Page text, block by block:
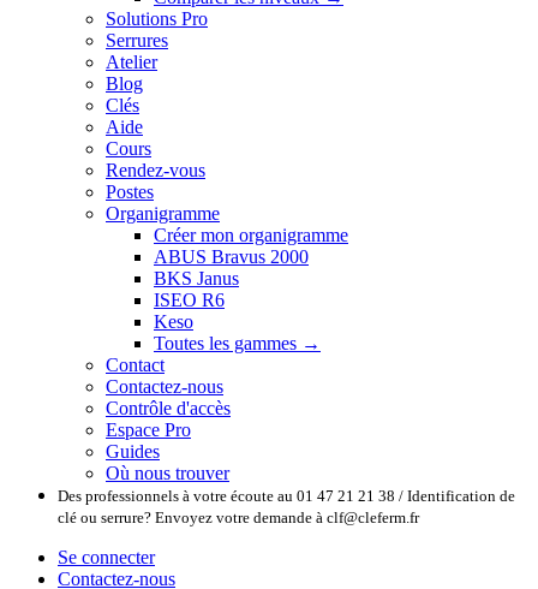
Solutions Pro
Serrures
Atelier
Blog
Clés
Aide
Cours
Rendez-vous
Postes
Organigramme
Créer mon organigramme
ABUS Bravus 2000
BKS Janus
ISEO R6
Keso
Toutes les gammes →
Contact
Contactez-nous
Contrôle d'accès
Espace Pro
Guides
Où nous trouver
Des professionnels à votre écoute au 01 47 21 21 38 / Identification de
clé ou serrure? Envoyez votre demande à clf@cleferm.fr
Se connecter
Contactez-nous